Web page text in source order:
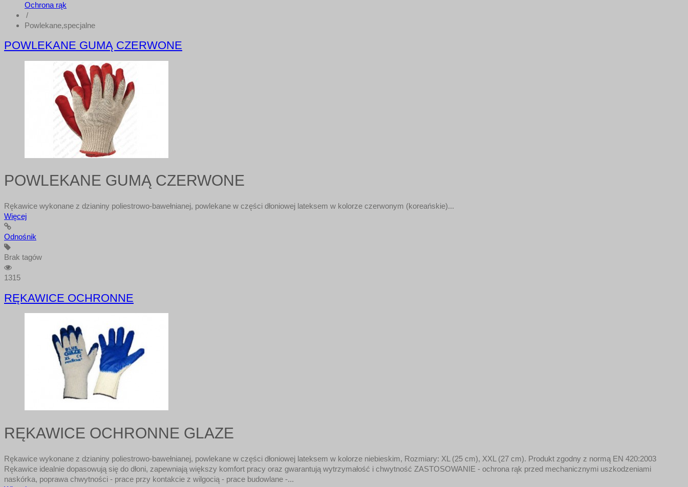
Ochrona rąk
/
Powlekane,specjalne
POWLEKANE GUMĄ CZERWONE
POWLEKANE GUMĄ CZERWONE
Rękawice wykonane z dzianiny poliestrowo-bawełnianej, powlekane w części dłoniowej lateksem w kolorze czerwonym (koreańskie)...
Więcej
Odnośnik
Brak tagów
1315
RĘKAWICE OCHRONNE
RĘKAWICE OCHRONNE GLAZE
Rękawice wykonane z dzianiny poliestrowo-bawełnianej, powlekane w części dłoniowej lateksem w kolorze niebieskim, Rozmiary: XL (25 cm), XXL (27 cm). Produkt zgodny z normą EN 420:2003
Rękawice idealnie dopasowują się do dłoni, zapewniają większy komfort pracy oraz gwarantują wytrzymałość i chwytność ZASTOSOWANIE - ochrona rąk przed mechanicznymi uszkodzeniami
naskórka, poprawa chwytności - prace przy kontakcie z wilgocią - prace budowlane -...